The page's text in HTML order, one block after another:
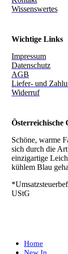
Wissenswertes
Wichtige Links
Impressum
Datenschutz
AGB
Liefer- und
Widerruf
Österreichische
Schöne, warme
sich durch die
einzigartige
kühlem Blau
UStG
Home
New In